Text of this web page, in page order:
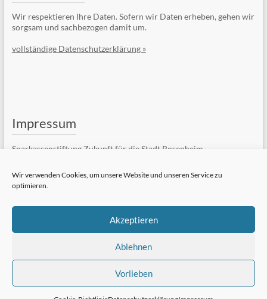
Wir verwenden Cookies, um unsere Website und unseren Service zu
optimieren.
Akzeptieren
Ablehnen
Vorlieben
Wir respektieren Ihre Daten. Sofern wir Daten erheben, gehen wir
sorgsam und sachbezogen damit um.
vollständige Datenschutzerklärung »
Impressum
Sparkassenstiftung Zukunft für die Stadt Rosenheim
83022 Rosenheim
Telefon: +49 (8031) 182-84510
vollständiges Impressum »